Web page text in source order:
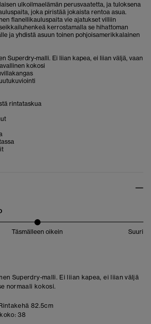
ulkoilmaelämän perusvaatetta, ja tuloksena
joka piristää jokaista rentoa asua.
flanellikauluspaita vie ajatukset villiin
kerrostamalla se hihattoman
ja yhdistä asuun toinen pohjoisamerikkalainen
Superdry-malli. Ei liian kapea, ei liian väljä, vaan
kokosi
rintataskua
Täsmälleen oikein Suuri
Superdry-malli. Ei liian kapea, ei liian väljä
normaali kokosi.
82.5cm
38